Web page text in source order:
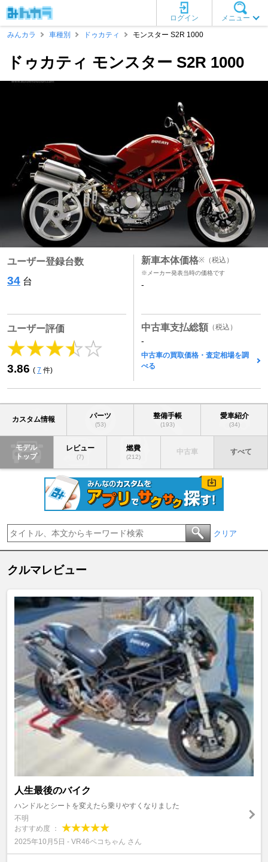
メニュー
ログイン
みんカラ
車種別 ドゥカティ モンスター S2R 1000
ドゥカティ モンスター S2R 1000
ユーザー登録台数
34 台
ユーザー評価
3.86 ( 7 件)
新車本体価格※ （税込）
※メーカー発表当時の価格です
-
中古車支払総額 （税込）
-
中古車の買取価格・査定相場を調
べる
カスタム情報 パーツ
(53)
整備手帳
(193)
愛車紹介
(34)
モデル
トップ
レビュー
(7)
燃費
(212)
中古車 すべて
クリア
クルマレビュー
人生最後のバイク
ハンドルとシートを変えたら乗りやすくなりました
不明
おすすめ度 ：
2025年10月5日 - VR46ペコちゃん さん